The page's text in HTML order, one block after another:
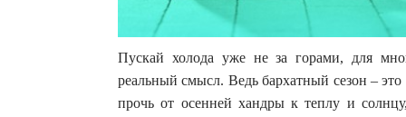
Пускай холода уже не за горами, для
реальный смысл. Ведь бархатный сезон –
прочь от осенней хандры к теплу и